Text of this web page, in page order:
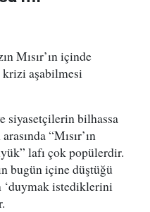
Mısır’ın içinde
krizi aşabilmesi
siyasetçilerin bilhassa
“Mısır’ın
lafı çok popülerdir.
bugün içine düştüğü
‘duymak istediklerini